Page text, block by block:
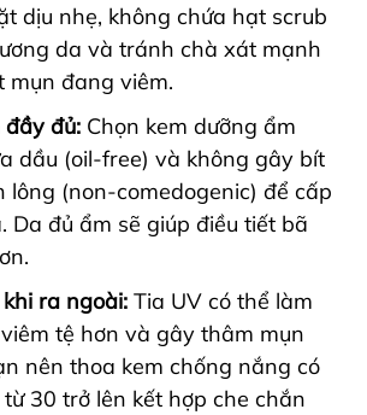
dịu nhẹ, không chứa hạt scrub
da và tránh chà xát mạnh
mụn đang viêm.
đầy đủ: Chọn kem dưỡng ẩm
dầu (oil-free) và không gây bít
lông (non-comedogenic) để cấp
Da đủ ẩm sẽ giúp điều tiết bã
ra ngoài: Tia UV có thể làm
tệ hơn và gây thâm mụn
nên thoa kem chống nắng có
từ 30 trở lên kết hợp che chắn